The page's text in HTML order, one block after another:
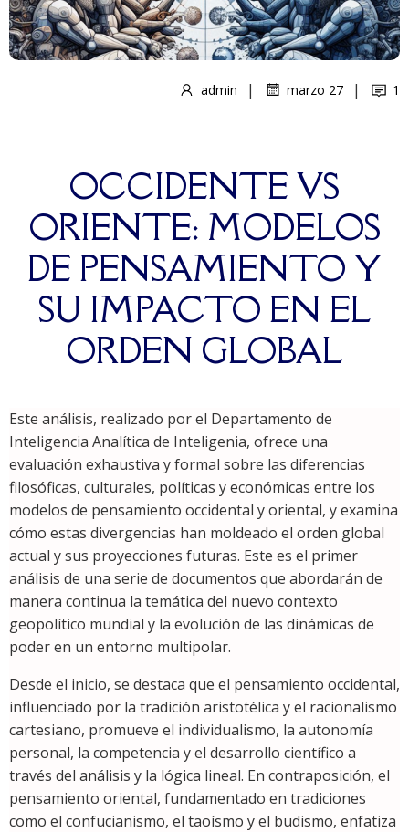
admin | marzo 27 | 1
OCCIDENTE VS
ORIENTE: MODELOS
DE PENSAMIENTO Y
SU IMPACTO EN EL
ORDEN GLOBAL
Este análisis, realizado por el Departamento de
Inteligencia Analítica de Inteligenia, ofrece una
evaluación exhaustiva y formal sobre las diferencias
filosóficas, culturales, políticas y económicas entre los
modelos de pensamiento occidental y oriental, y examina
cómo estas divergencias han moldeado el orden global
actual y sus proyecciones futuras. Este es el primer
análisis de una serie de documentos que abordarán de
manera continua la temática del nuevo contexto
geopolítico mundial y la evolución de las dinámicas de
poder en un entorno multipolar.
Desde el inicio, se destaca que el pensamiento occidental,
influenciado por la tradición aristotélica y el racionalismo
cartesiano, promueve el individualismo, la autonomía
personal, la competencia y el desarrollo científico a
través del análisis y la lógica lineal. En contraposición, el
pensamiento oriental, fundamentado en tradiciones
como el confucianismo, el taoísmo y el budismo, enfatiza